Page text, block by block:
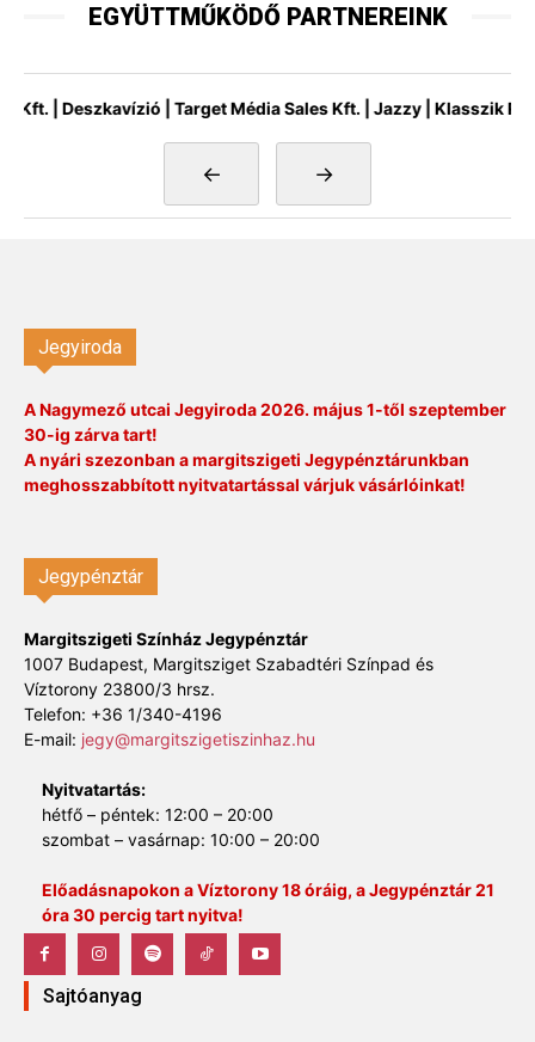
EGYÜTTMŰKÖDŐ PARTNEREINK
| Deszkavízió | Target Média Sales Kft. | Jazzy | Klasszik
← →
Jegyiroda
A Nagymező utcai Jegyiroda 2026. május 1-től szeptember
30-ig zárva tart!
A nyári szezonban a margitszigeti Jegypénztárunkban
meghosszabbított nyitvatartással várjuk vásárlóinkat!
Jegypénztár
Margitszigeti Színház Jegypénztár
1007 Budapest, Margitsziget Szabadtéri Színpad és
Víztorony 23800/3 hrsz.
Telefon: +36 1/340-4196
E-mail: jegy@margitszigetiszinhaz.hu
Nyitvatartás:
hétfő – péntek: 12:00 – 20:00
szombat – vasárnap: 10:00 – 20:00
Előadásnapokon a Víztorony 18 óráig, a Jegypénztár 21
óra 30 percig tart nyitva!
Sajtóanyag